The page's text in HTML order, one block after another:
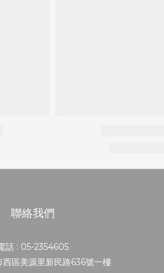
聯絡我們
話 : 05-2354605
西區美源里新民路636號一樓